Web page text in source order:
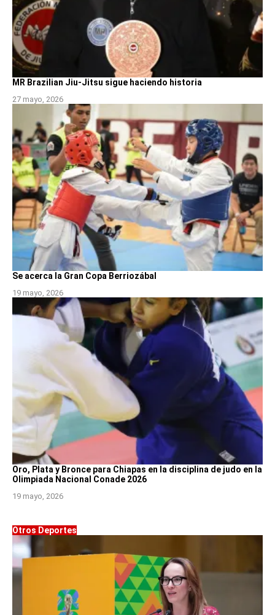
MR Brazilian Jiu-Jitsu sigue haciendo historia
27 mayo, 2026
Se acerca la Gran Copa Berriozábal
19 mayo, 2026
Oro, Plata y Bronce para Chiapas en la disciplina de judo en la
Olimpiada Nacional Conade 2026
19 mayo, 2026
Otros Deportes